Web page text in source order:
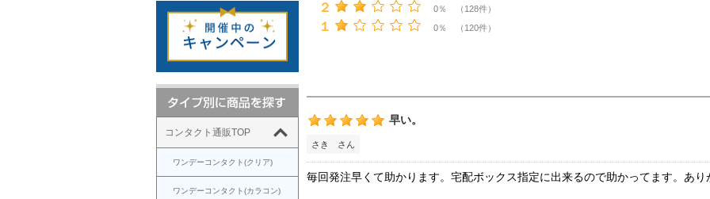
コンタクト通販TOP
ワンデーコンタクト(クリア)
ワンデーコンタクト(カラコン)
２ 0％ （128件）
１ 0％ （120件）
早い。
さき さん
毎回発注早くて助かります。宅配ボックス指定に出来るので助かってます。あり